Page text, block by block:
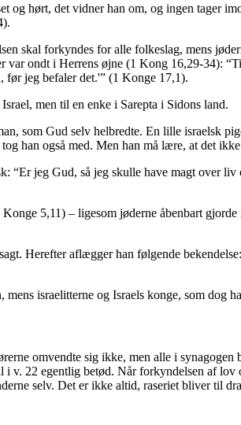
og hørt, det vidner han om, og ingen tager
skal forkyndes for alle folkeslag, mens
ondt i Herrens øjne (1 Kong 16,29-34):
før jeg befaler det.'” (1 Konge 17,1).
men til en enke i Sarepta i Sidons land.
som Gud selv helbredte. En lille israelsk
han også med. Men han må lære, at det
“Er jeg Gud, så jeg skulle have magt over
5,11) – ligesom jøderne åbenbart
Herefter aflægger han følgende
israelitterne og Israels konge, som dog
omvendte sig ikke, men alle i
v. 22 egentlig betød. Når forkyndelsen af
selv. Det er ikke altid, raseriet bliver til